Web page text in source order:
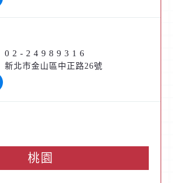
02-24989316
新北市金山區中正路26號
桃園